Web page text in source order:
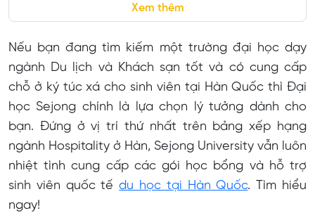
Chính sách visa thẳng
Chương trình học bổng đa dạng
Định hướng nghề nghiệp khác biệt
Cuộc sống tại Đại học Sejong
Hoạt động ngoại khóa
Ký túc xá Đại học Sejong
Xem thêm
Nếu bạn đang tìm kiếm một trường đại học dạy
ngành Du lịch và Khách sạn tốt và có cung cấp
chỗ ở ký túc xá cho sinh viên tại Hàn Quốc thì Đại
học Sejong chính là lựa chọn lý tưởng dành cho
bạn. Đứng ở vị trí thứ nhất trên bảng xếp hạng
ngành Hospitality ở Hàn, Sejong University vẫn luôn
nhiệt tình cung cấp các gói học bổng và hỗ trợ
sinh viên quốc tếdu học tại Hàn Quốc. Tìm hiểu
ngay!